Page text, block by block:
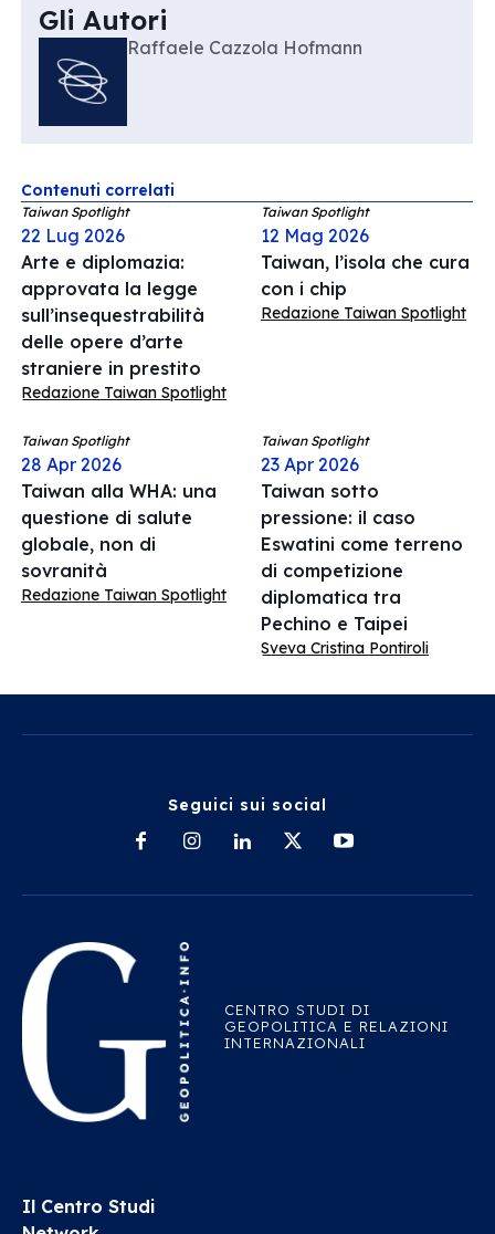
Gli Autori
Raffaele Cazzola Hofmann
Contenuti correlati
Taiwan Spotlight
22 Lug 2026
Arte e diplomazia:
approvata la legge
sull’insequestrabilità
delle opere d’arte
straniere in prestito
Redazione Taiwan Spotlight
Taiwan Spotlight
12 Mag 2026
Taiwan, l’isola che cura
con i chip
Redazione Taiwan Spotlight
Taiwan Spotlight
28 Apr 2026
Taiwan alla WHA: una
questione di salute
globale, non di
sovranità
Redazione Taiwan Spotlight
Taiwan Spotlight
23 Apr 2026
Taiwan sotto
pressione: il caso
Eswatini come terreno
di competizione
diplomatica tra
Pechino e Taipei
Sveva Cristina Pontiroli
Seguici sui social
CENTRO STUDI DI
GEOPOLITICA E RELAZIONI
INTERNAZIONALI
Il Centro Studi